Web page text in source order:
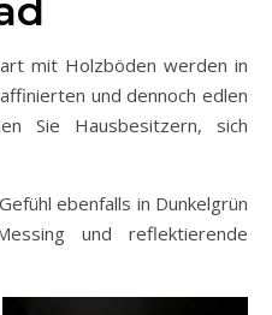
mit Holzböden werden in
und dennoch edlen
Sie Hausbesitzern, sich
ebenfalls in Dunkelgrün
und reflektierende